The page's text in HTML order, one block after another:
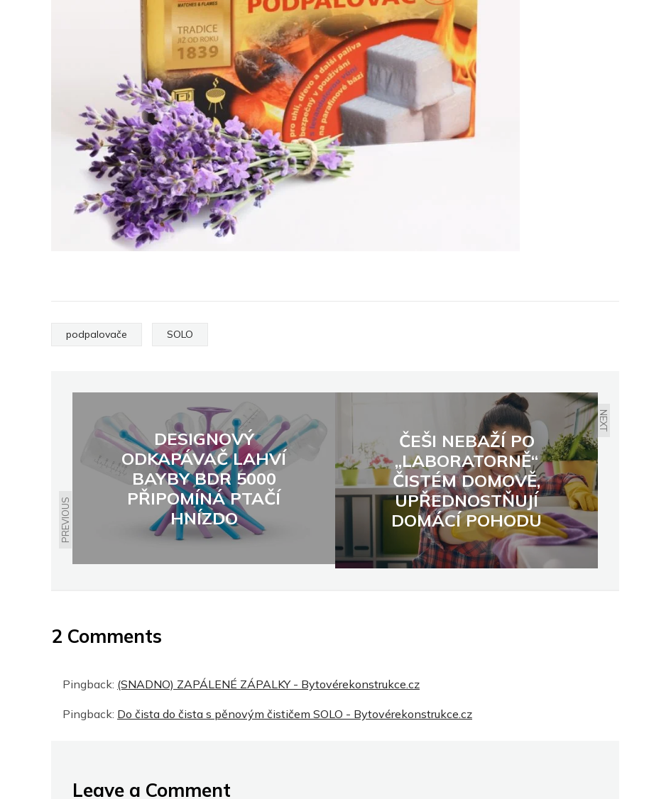
podpalovače SOLO
PREVIOUS
DESIGNOVÝ
ODKAPÁVAČ LAHVÍ
BAYBY BDR 5000
PŘIPOMÍNÁ PTAČÍ
HNÍZDO
NEXT
ČEŠI NEBAŽÍ PO
„LABORATORNĚ“
ČISTÉM DOMOVĚ,
UPŘEDNOSTŇUJÍ
DOMÁCÍ POHODU
2 Comments
Pingback: (SNADNO) ZAPÁLENÉ ZÁPALKY - Bytovérekonstrukce.cz
Pingback: Do čista do čista s pěnovým čističem SOLO - Bytovérekonstrukce.cz
Leave a Comment